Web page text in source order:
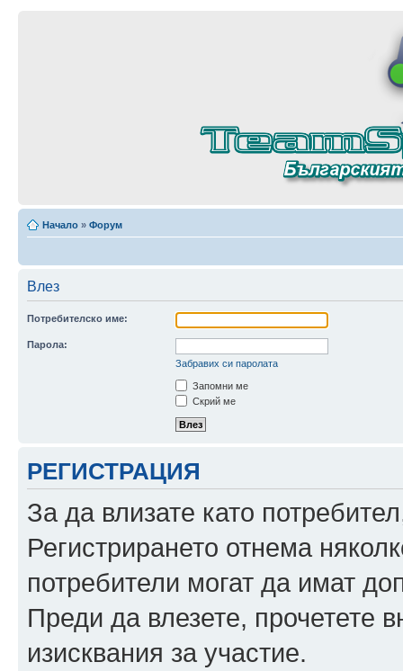
Начало » Форум
Влез
Потребителско име:
Парола:
Забравих си паролата
Запомни ме
Скрий ме
РЕГИСТРАЦИЯ
За да влизате като
Регистрирането отнема
потребители могат да имат
Преди да влезете, прочетете
изисквания за участие.